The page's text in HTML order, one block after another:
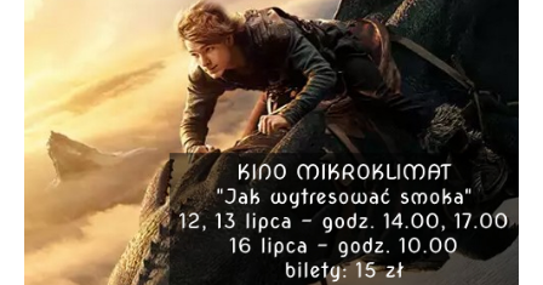
Firmy te działają w charakterze pośredników prezentujących nasze
treści w postaci wiadomości, ofert, komunikatów mediów
społecznościowych.